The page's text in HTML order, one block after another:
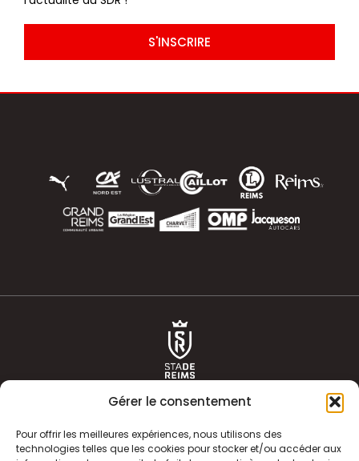
Gérer le consentement
Pour offrir les meilleures expériences, nous utilisons des
technologies telles que les cookies pour stocker et/ou accéder aux
S'INSCRIRE